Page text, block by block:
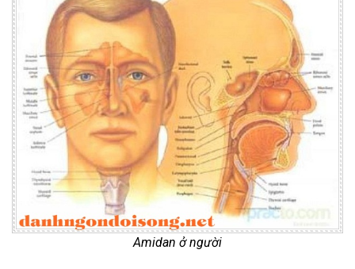
Amidan ở người